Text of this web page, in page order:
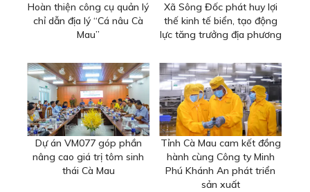
Hoàn thiện công cụ quản lý
chỉ dẫn địa lý “Cá nâu Cà
Mau”
Xã Sông Đốc phát huy lợi
thế kinh tế biển, tạo động
lực tăng trưởng địa phương
Dự án VM077 góp phần
nâng cao giá trị tôm sinh
thái Cà Mau
Tỉnh Cà Mau cam kết đồng
hành cùng Công ty Minh
Phú Khánh An phát triển
sản xuất